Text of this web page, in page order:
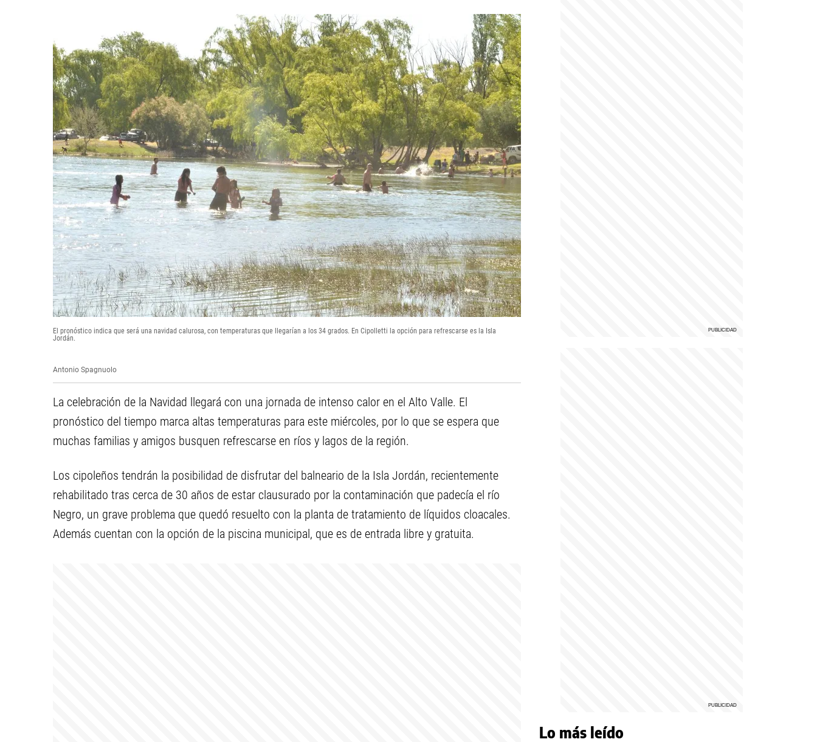
El pronóstico indica que será una navidad calurosa, con temperaturas que llegarían a los 34 grados. En Cipolletti la opción para refrescarse es la Isla
Jordán.
Antonio Spagnuolo
La celebración de la Navidad llegará con una jornada de intenso calor en el Alto Valle. El
pronóstico del tiempo marca altas temperaturas para este miércoles, por lo que se espera que
muchas familias y amigos busquen refrescarse en ríos y lagos de la región.
Los cipoleños tendrán la posibilidad de disfrutar del balneario de la Isla Jordán, recientemente
rehabilitado tras cerca de 30 años de estar clausurado por la contaminación que padecía el río
Negro, un grave problema que quedó resuelto con la planta de tratamiento de líquidos cloacales.
Además cuentan con la opción de la piscina municipal, que es de entrada libre y gratuita.
Lo más leído